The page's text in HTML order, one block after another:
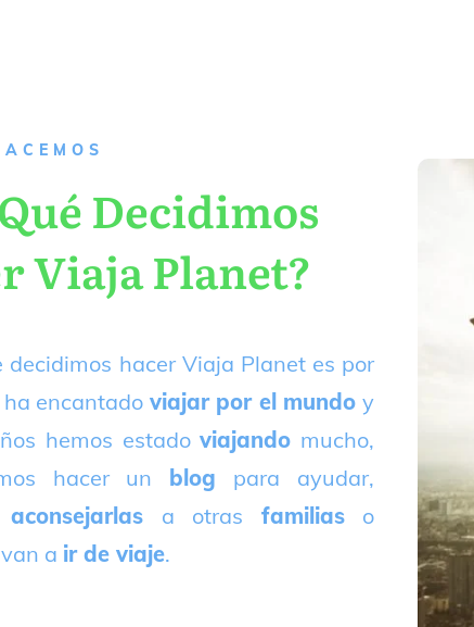
Decidimos
Viaja Planet?
decidimos hacer Viaja Planet es por
encantado viajar por el mundo y
hemos estadoviajando mucho,
hacer un blog para ayudar,
aconsejarlas a otras familiaso
a ir de viaje.